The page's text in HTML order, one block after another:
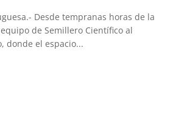
Desde tempranas horas de la
de Semillero Científico al
donde el espacio...